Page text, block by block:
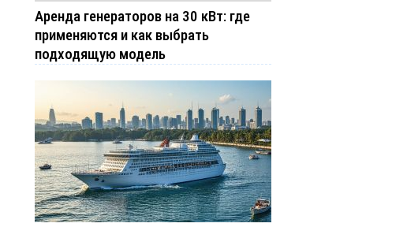
Аренда генераторов на 30 кВт: где
применяются и как выбрать
подходящую модель